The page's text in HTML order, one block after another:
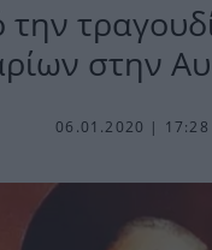
στην
06.01.2020 | 17:28